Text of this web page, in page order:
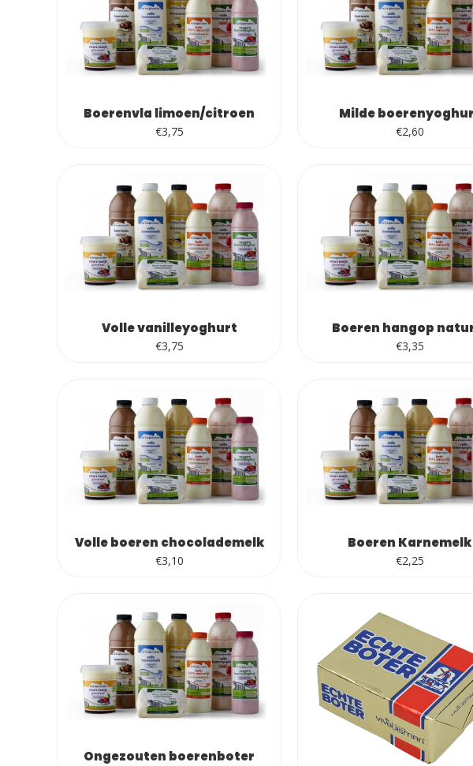
Boerenvla limoen/citroen
€3,75
Milde
€2,60
Volle vanilleyoghurt
€3,75
Boeren hangop
€3,35
Volle boeren chocolademelk
€3,10
Boeren Karnemelk
€2,25
Ongezouten boerenboter